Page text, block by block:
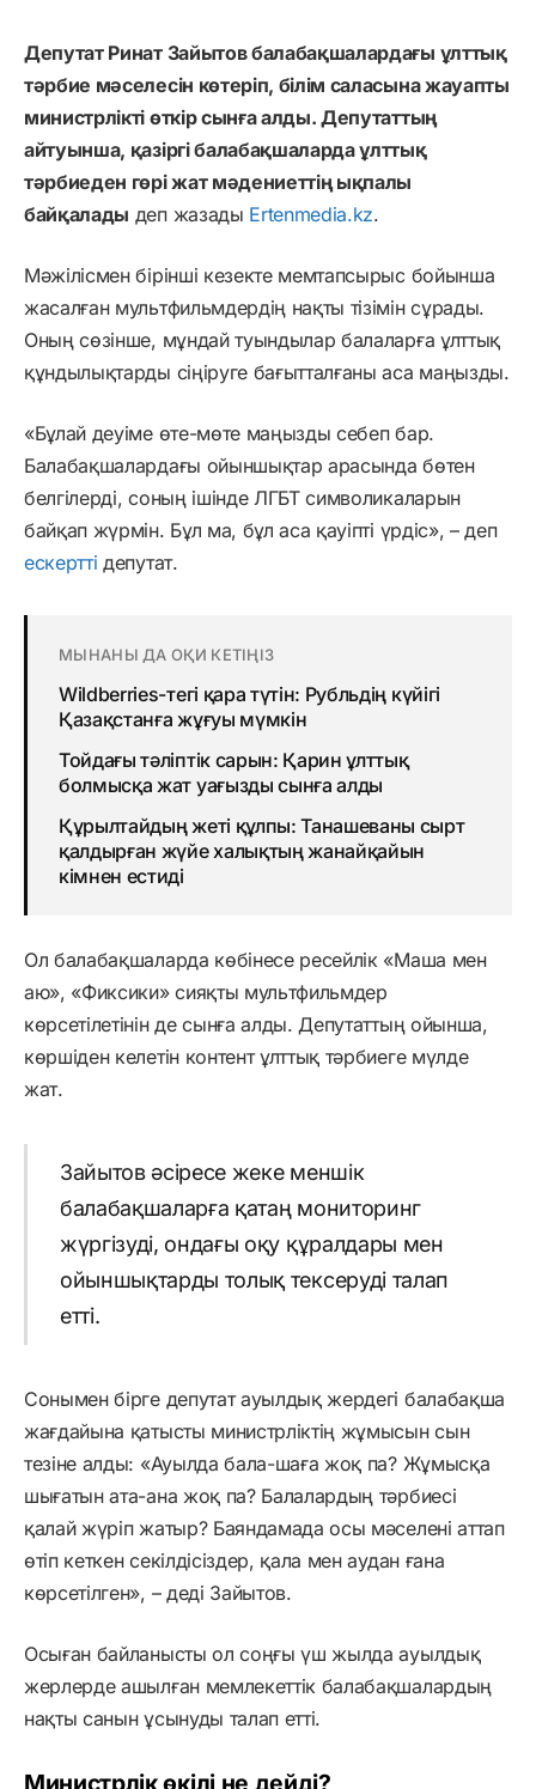
Депутат Ринат Зайытов балабақшалардағы ұлттық
тәрбие мәселесін көтеріп, білім саласына жауапты
министрлікті өткір сынға алды. Депутаттың
айтуынша, қазіргі балабақшаларда ұлттық
тәрбиеден гөрі жат мәдениеттің ықпалы
байқалады деп жазады Ertenmedia.kz.
Мәжілісмен бірінші кезекте мемтапсырыс бойынша
жасалған мультфильмдердің нақты тізімін сұрады.
Оның сөзінше, мұндай туындылар балаларға ұлттық
құндылықтарды сіңіруге бағытталғаны аса маңызды.
«Бұлай деуіме өте-мөте маңызды себеп бар.
Балабақшалардағы ойыншықтар арасында бөтен
белгілерді, соның ішінде ЛГБТ символикаларын
байқап жүрмін. Бұл ма, бұл аса қауіпті үрдіс», – деп
ескертті депутат.
МЫНАНЫ ДА ОҚИ КЕТІҢІЗ
Wildberries-тегі қара түтін: Рубльдің күйігі
Қазақстанға жұғуы мүмкін
Тойдағы тәліптік сарын: Қарин ұлттық
болмысқа жат уағызды сынға алды
Құрылтайдың жеті құлпы: Танашеваны сырт
қалдырған жүйе халықтың жанайқайын
кімнен естиді
Ол балабақшаларда көбінесе ресейлік «Маша мен
аю», «Фиксики» сияқты мультфильмдер
көрсетілетінін де сынға алды. Депутаттың ойынша,
көршіден келетін контент ұлттық тәрбиеге мүлде
жат.
Зайытов әсіресе жеке меншік
балабақшаларға қатаң мониторинг
жүргізуді, ондағы оқу құралдары мен
ойыншықтарды толық тексеруді талап
етті.
Сонымен бірге депутат ауылдық жердегі балабақша
жағдайына қатысты министрліктің жұмысын сын
тезіне алды: «Ауылда бала-шаға жоқ па? Жұмысқа
шығатын ата-ана жоқ па? Балалардың тәрбиесі
қалай жүріп жатыр? Баяндамада осы мәселені аттап
өтіп кеткен секілдісіздер, қала мен аудан ғана
көрсетілген», – деді Зайытов.
Осыған байланысты ол соңғы үш жылда ауылдық
жерлерде ашылған мемлекеттік балабақшалардың
нақты санын ұсынуды талап етті.